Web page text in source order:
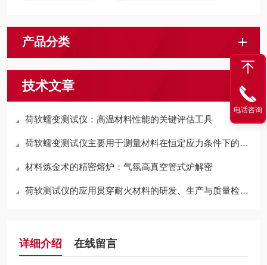
产品分类
技术文章
荷软蠕变测试仪：高温材料性能的关键评估工具
荷软蠕变测试仪主要用于测量材料在恒定应力条件下的变形速率
材料炼金术的精密熔炉：气氛高真空管式炉解密
荷软测试仪的应用贯穿耐火材料的研发、生产与质量检测全流程
详细介绍 在线留言
电话咨询